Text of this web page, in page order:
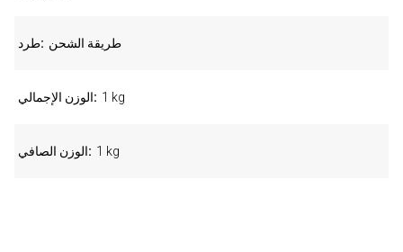
طرد طريقة الشحن
الوزن الإجمالي 1 kg
الوزن الصافي 1 kg